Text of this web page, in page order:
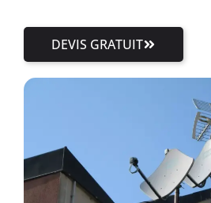
DEVIS GRATUIT